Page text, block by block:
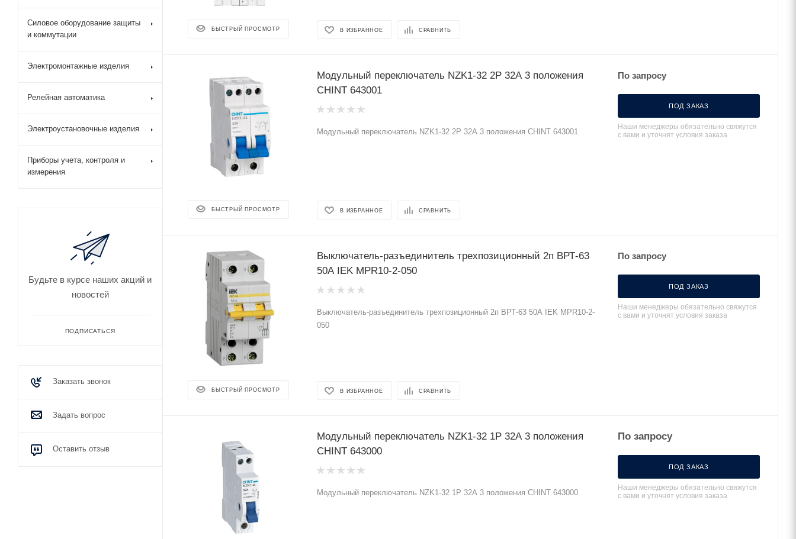
БЫСТРЫЙ ПРОСМОТР В ИЗБРАННОЕ СРАВНИТЬ
БЫСТРЫЙ ПРОСМОТР
Модульный переключатель NZK1-32 2Р 32А 3 положения
CHINT 643001
Модульный переключатель NZK1-32 2Р 32А 3 положения CHINT 643001
В ИЗБРАННОЕ СРАВНИТЬ
По запросу
ПОД ЗАКАЗ
Наши менеджеры обязательно свяжутся
с вами и уточнят условия заказа
БЫСТРЫЙ ПРОСМОТР
Выключатель-разъединитель трехпозиционный 2п ВРТ-63
50А IEK MPR10-2-050
Выключатель-разъединитель трехпозиционный 2п ВРТ-63 50А IEK MPR10-2-
050
В ИЗБРАННОЕ СРАВНИТЬ
По запросу
ПОД ЗАКАЗ
Наши менеджеры обязательно свяжутся
с вами и уточнят условия заказа
Модульный переключатель NZK1-32 1Р 32А 3 положения
CHINT 643000
Модульный переключатель NZK1-32 1Р 32А 3 положения CHINT 643000
По запросу
ПОД ЗАКАЗ
Наши менеджеры обязательно свяжутся
с вами и уточнят условия заказа
Силовое оборудование защиты
и коммутации
Электромонтажные изделия
Релейная автоматика
Электроустановочные изделия
Приборы учета, контроля и
измерения
Будьте в курсе наших акций и
новостей
ПОДПИСАТЬСЯ
Заказать звонок
Задать вопрос
Оставить отзыв